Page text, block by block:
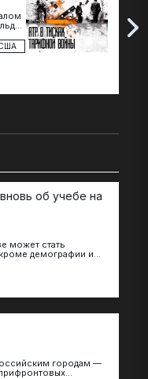
The
об учебе на
может стать
демографии и
городам —